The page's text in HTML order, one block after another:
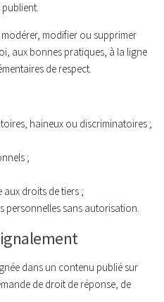
modifier ou supprimer
aux bonnes pratiques, à la ligne
de respect.
haineux ou discriminatoires ;
;
droits de tiers ;
personnelles sans autorisation.
dans un contenu publié sur
de droit de réponse, de